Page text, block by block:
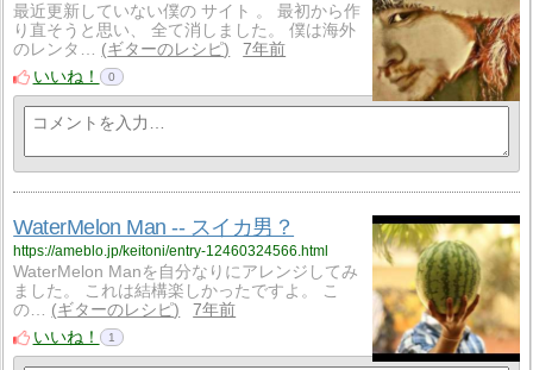
最近更新していない僕の サイト 。 最初から作
り直そうと思い、 全て消しました。 僕は海外
のレンタ…
ギターのレシピ
7年前
いいね！
0
WaterMelon Man -- スイカ男？
https://ameblo.jp/keitoni/entry-12460324566.html
WaterMelon Manを自分なりにアレンジしてみ
ました。 これは結構楽しかったですよ。 こ
の…
ギターのレシピ
7年前
いいね！
1